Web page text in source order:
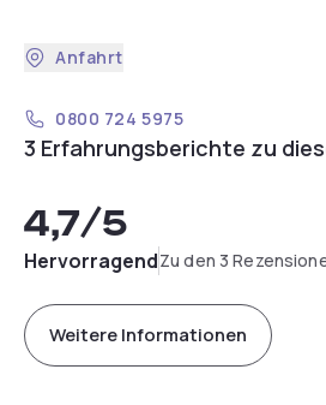
Anfahrt
0800 724 5975
3 Erfahrungsberichte zu
4,7/5
HervorragendZu den 3
Weitere Informationen